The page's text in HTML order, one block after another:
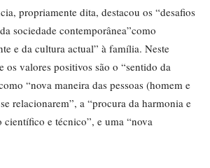
propriamente dita, destacou os “desafios
sociedade contemporânea”como
e da cultura actual” à família. Neste
os valores positivos são o “sentido da
“nova maneira das pessoas (homem e
relacionarem”, a “procura da harmonia e
científico e técnico”, e uma “nova